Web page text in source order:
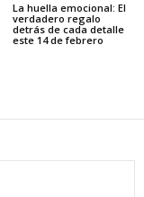
La huella emocional: El
verdadero regalo
detrás de cada detalle
este 14 de febrero